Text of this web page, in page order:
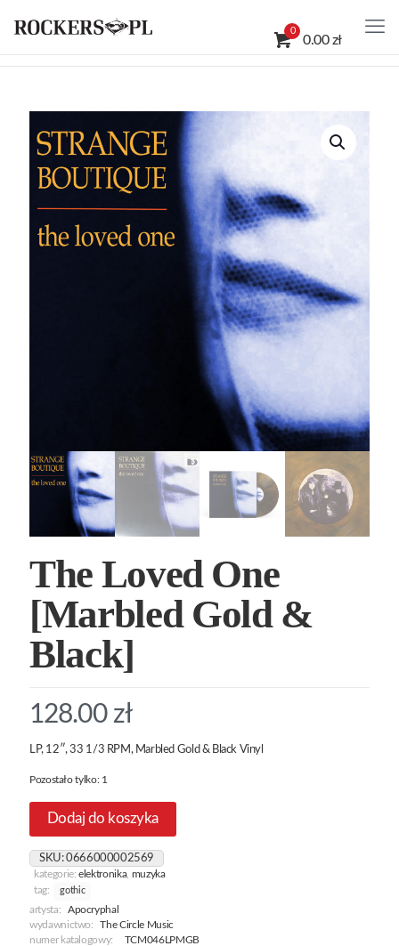
0
0.00 zł
The Loved One
[Marbled Gold &
Black]
128.00 zł
LP, 12″, 33 1/3 RPM, Marbled Gold & Black Vinyl
Pozostało tylko: 1
Dodaj do koszyka
SKU:0666000002569
kategorie:elektronika, muzyka
tag:
gothic
artysta:
Apocryphal
wydawnictwo:
The Circle Music
numer katalogowy:
TCM046LPMGB